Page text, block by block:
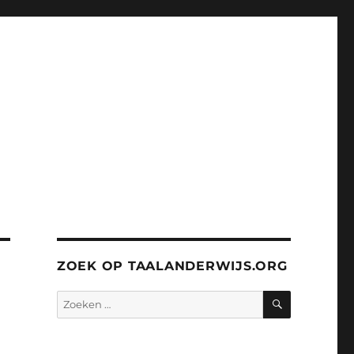
ZOEK OP TAALANDERWIJS.ORG
Zoeken
naar:
ZOEKEN